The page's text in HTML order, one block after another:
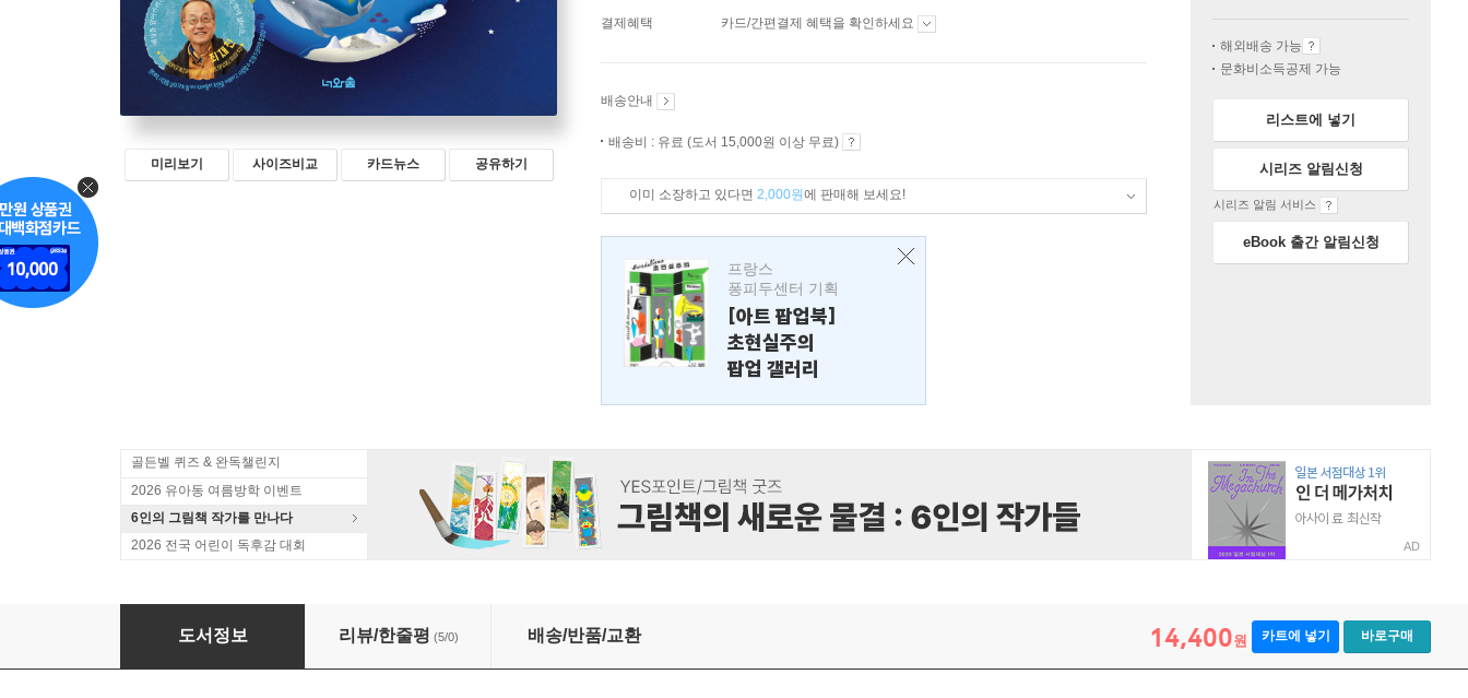
미리보기 사이즈비교 카드뉴스 공유하기
결제혜택 카드/간편결제 혜택을 확인하세요
배송안내
배송비 : 유료 (도서 15,000원 이상 무료)
이미 소장하고 있다면 2,000원에 판매해 보세요!
프랑스
퐁피두센터 기획
[아트 팝업북]
초현실주의
팝업 갤러리
해외배송 가능
문화비소득공제 가능
리스트에 넣기
시리즈 알림신청
시리즈 알림 서비스
eBook 출간 알림신청
골든벨 퀴즈 & 완독챌린지
2026 유아동 여름방학 이벤트
6인의 그림책 작가를 만나다
2026 전국 어린이 독후감 대회
AD
도서정보 리뷰/한줄평 (5/0) 배송/반품/교환 14,400원 카트에 넣기 바로구매